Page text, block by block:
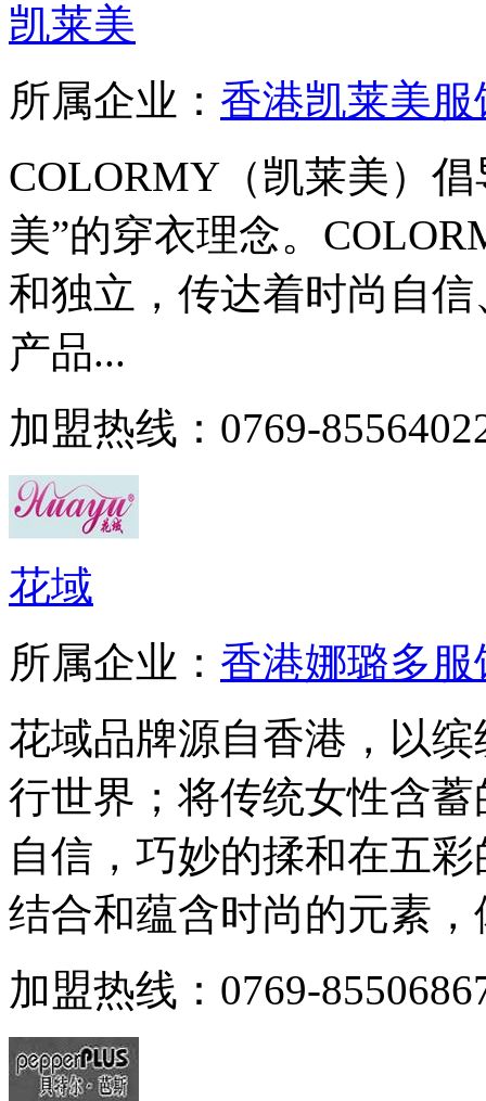
凯莱美
所属企业： 香港凯莱美
COLORMY（凯莱美）
美”的穿衣理念。
和独立，传达着时尚自
产品...
加盟热线：0769-
花域
所属企业： 香港娜璐多
花域品牌源自香港，以
行世界；将传统女性含
自信，巧妙的揉和在五
结合和蕴含时尚的元素
加盟热线：0769-